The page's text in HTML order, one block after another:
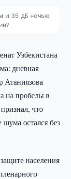
и 35 дБ ночью
Узбекистана
дневная
на пробелы в
что
остался без
населения